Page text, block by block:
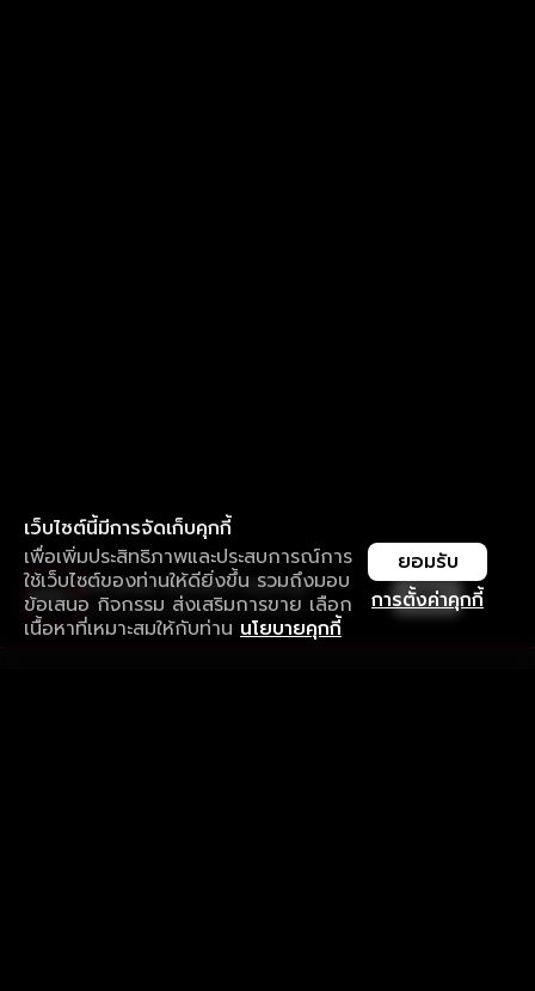
เว็บไซต์นี้มีการจัดเก็บคุกกี้
เพื่อเพิ่มประสิทธิภาพและประสบการณ์การ
ใช้เว็บไซต์ของท่านให้ดียิ่งขึ้น รวมถึงมอบ
ข้อเสนอ กิจกรรม ส่งเสริมการขาย เลือก
เนื้อหาที่เหมาะสมให้กับท่าน นโยบายคุกกี้
การตั้งค่าคุกกี้
ยอมรับ
ใช้งานแอป ลื่นไหลกว่า ไม่มีสะดุด
ดาวน์โหลดแอปเพื่อการรับชมที่ดีกว่า เปิด